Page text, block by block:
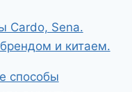
Cardo, Sena.
и китаем.
способы